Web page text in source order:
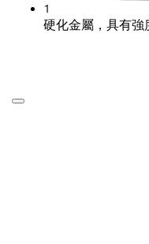
1
硬化金屬，具有強